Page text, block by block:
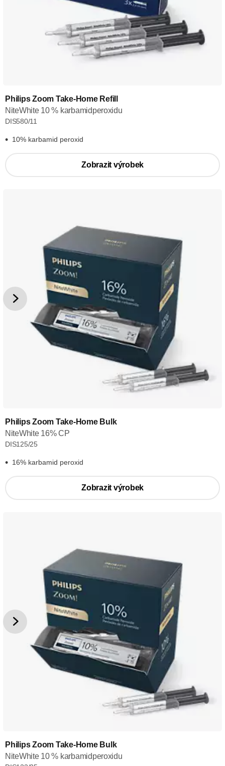
Philips Zoom Take-Home Refill
NiteWhite 10 % karbamidperoxidu
DIS580/11
10% karbamid peroxid
Zobrazit výrobek
Philips Zoom Take-Home Bulk
NiteWhite 16% CP
DIS125/25
16% karbamid peroxid
Zobrazit výrobek
Philips Zoom Take-Home Bulk
NiteWhite 10 % karbamidperoxidu